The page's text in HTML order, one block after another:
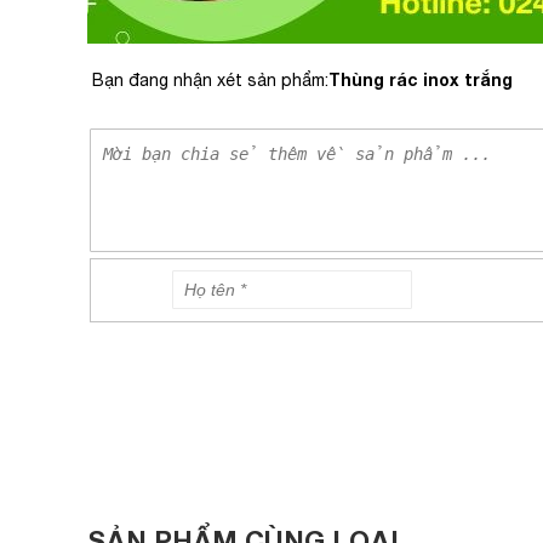
Bạn đang nhận xét sản phẩm:Thùng rác inox trắng